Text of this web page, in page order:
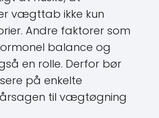
vægttab ikke kun
Andre faktorer som
balance og
en rolle. Derfor bør
på enkelte
til vægtøgning